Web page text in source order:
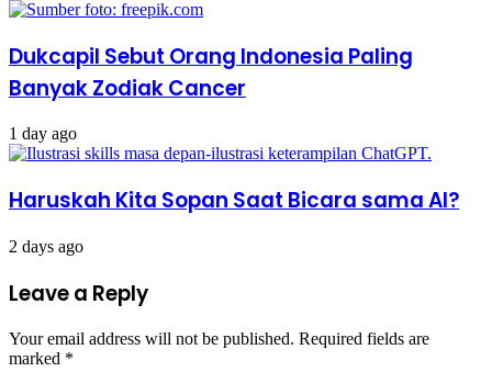
Dukcapil Sebut Orang Indonesia Paling
Banyak Zodiak Cancer
1 day ago
Haruskah Kita Sopan Saat Bicara sama AI?
2 days ago
Leave a Reply
Your email address will not be published. Required fields are
marked *